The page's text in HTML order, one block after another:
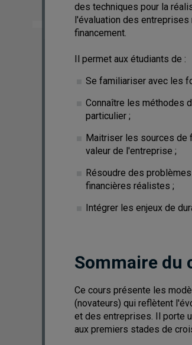
des techniques pour la
l'évaluation des
financement.
Il permet aux étudiants de :
Se familiariser avec les
Connaître les méthodes
particulier ;
Maitriser les sources de
valeur de l'entreprise ;
Résoudre des
financières réalistes ;
Intégrer les enjeux de
Sommaire du
Ce cours présente les
(novateurs) qui reflètent
et des entreprises. Il porte
aux premiers stades de